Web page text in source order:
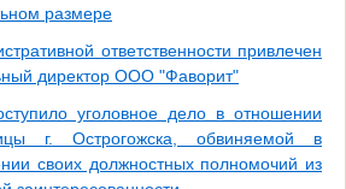
размере
ответственности привлечен
директор ООО "Фаворит"
уголовное дело в отношении
г. Острогожска, обвиняемой в
своих должностных полномочий из